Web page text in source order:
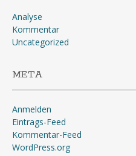
Analyse
Kommentar
Uncategorized
META
Anmelden
Eintrags-Feed
Kommentar-Feed
WordPress.org